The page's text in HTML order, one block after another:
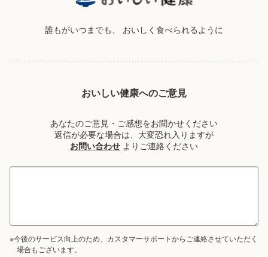
誰もがいつまでも、 おいしく食べられるように
おいしい健康へのご意見
あなたのご意見・ご感想をお聞かせください
返信が必要な場合は、大変恐れ入りますが
お問い合わせ よりご連絡ください
※今後のサービス向上のため、カスタマーサポートからご連絡させていただく
場合もございます。